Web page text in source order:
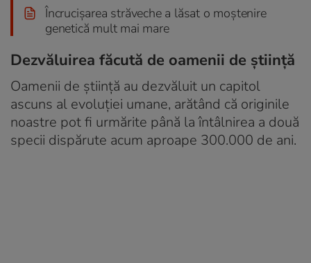
Încrucișarea străveche a lăsat o moștenire
genetică mult mai mare
Dezvăluirea făcută de oamenii de știință
Oamenii de știință au dezvăluit un capitol
ascuns al evoluției umane, arătând că originile
noastre pot fi urmărite până la întâlnirea a două
specii dispărute acum aproape 300.000 de ani.